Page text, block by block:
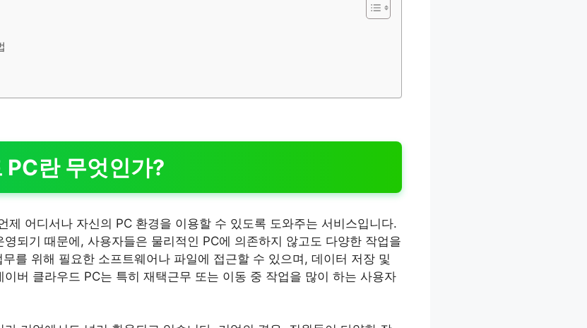
PC란 무엇인가?
제 어디서나 자신의 PC 환경을 이용할 수 있도록 도와주는 서비스입니다.
되기 때문에, 사용자들은 물리적인 PC에 의존하지 않고도 다양한 작업을
를 위해 필요한 소프트웨어나 파일에 접근할 수 있으며, 데이터 저장 및
버 클라우드 PC는 특히 재택근무 또는 이동 중 작업을 많이 하는 사용자